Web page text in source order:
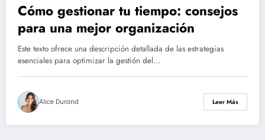
Cómo gestionar tu tiempo: consejos
para una mejor organización
Este texto ofrece una descripción detallada de las estrategias
esenciales para optimizar la gestión del…
Alice Durand Leer Más